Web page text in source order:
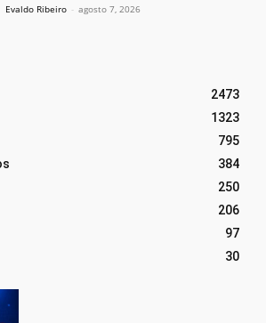
Evaldo Ribeiro - agosto 7, 2026
2473
1323
795
384
250
206
97
30